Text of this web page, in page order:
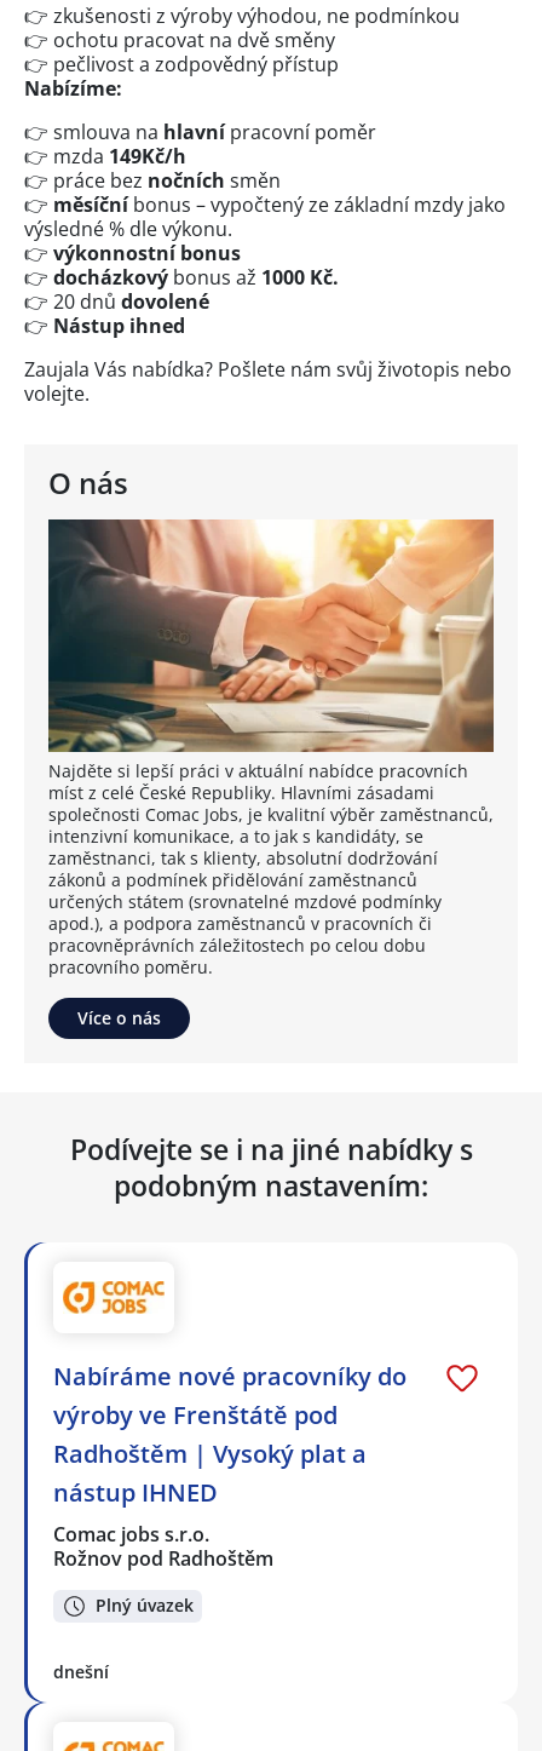
O nás
Najděte si lepší práci v aktuální nabídce pracovních
míst z celé České Republiky. Hlavními zásadami
společnosti Comac Jobs, je kvalitní výběr zaměstnanců,
intenzivní komunikace, a to jak s kandidáty, se
zaměstnanci, tak s klienty, absolutní dodržování
zákonů a podmínek přidělování zaměstnanců
určených státem (srovnatelné mzdové podmínky
apod.), a podpora zaměstnanců v pracovních či
pracovněprávních záležitostech po celou dobu
pracovního poměru.
Více o nás
👉 zkušenosti z výroby výhodou, ne podmínkou
👉 ochotu pracovat na dvě směny
👉 pečlivost a zodpovědný přístup
Nabízíme:
👉 smlouva na hlavnípracovní poměr
👉 mzda 149Kč/h
👉 práce bez nočních směn
👉 měsíčníbonus – vypočtený ze základní mzdy jako
výsledné % dle výkonu.
👉 výkonnostní bonus
👉 docházkový bonus až 1000 Kč.
👉 20 dnů dovolené
👉 Nástup ihned
Zaujala Vás nabídka? Pošlete nám svůj životopis nebo
volejte.
Podívejte se i na jiné nabídky s
podobným nastavením:
Nabíráme nové pracovníky do
výroby ve Frenštátě pod
Radhoštěm | Vysoký plat a
nástup IHNED
Comac jobs s.r.o.
Rožnov pod Radhoštěm
Plný úvazek
dnešní